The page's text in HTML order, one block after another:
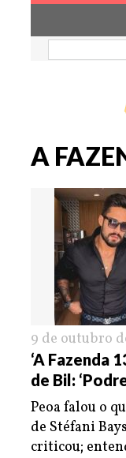
A
9 de outubro
‘A Fazenda
de Bil:
Peoa falou o
de Stéfani
criticou;